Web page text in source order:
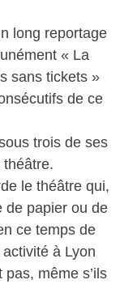
long reportage
« La
sans tickets »
de ce
trois de ses
le théâtre qui,
de papier ou de
ce temps de
à Lyon
même s’ils